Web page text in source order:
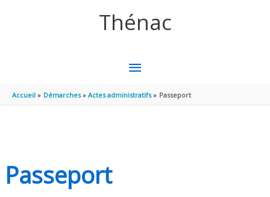
Thénac
MENU
PRINCIPAL
Accueil Démarches Actes administratifs Passeport
Passeport